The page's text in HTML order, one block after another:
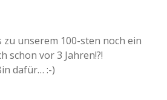
zu unserem 100-sten noch ein
schon vor 3 Jahren!?!
dafür… :-)